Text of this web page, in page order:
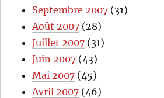
Septembre 2007 (31)
Août 2007 (28)
Juillet 2007 (31)
Juin 2007 (43)
Mai 2007 (45)
Avril 2007 (46)